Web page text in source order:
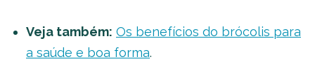
Veja também: Os benefícios do brócolis para
a saúde e boa forma.